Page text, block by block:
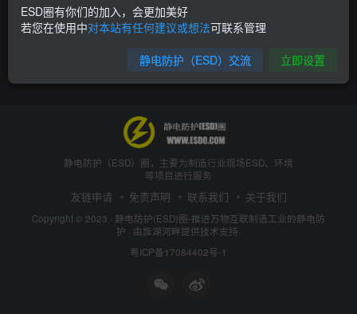
静电防护（ESD）圈，主要为制造行业现场ESD、环境
等项目进行服务
友链申请 免责声明 联系我们 关于我们
Copyright © 2023 · 静电防护(ESD)圈-推进万物互联制造工业的静电防
护 · 由旌湖河畔提供技术支持.
粤ICP备17084402号-1
ESD圈有你们的加入，会更加美好
若您在使用中对本站有任何建议或想法可联系管理
静电防护（ESD）交流 立即设置